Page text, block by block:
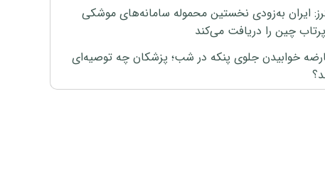
ایران به‌زودی نخستین محموله سامانه‌های موشکی
چین را دریافت می‌کند
خوابیدن جلوی پنکه در شب؛ پزشکان چه توصیه‌ای